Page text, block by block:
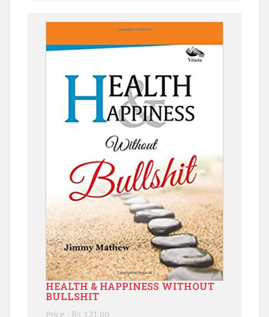
HEALTH & HAPPINESS WITHOUT
BULLSHIT
Price : Rs 121.00